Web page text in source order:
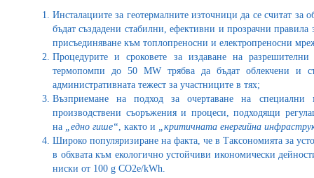
Инсталациите за геотермалните източници да се считат за
бъдат създадени стабилни, ефективни и прозрачни
присъединяване към топлопреносни и електропреносни
Процедурите и сроковете за издаване на
термопомпи до 50 MW трябва да бъдат облекчени и
административната тежест за участниците в тях;
Възприемане на подход за очертаване на
производствени съоръжения и процеси, подходящи
на „едно гише“, както и „критичната енергийна
Широко популяризиране на факта, че в Таксономията за
в обхвата към екологично устойчиви икономически
ниски от 100 g CO2e/kWh.